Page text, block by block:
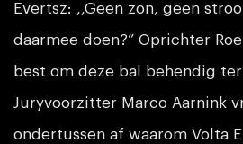
Evertsz: ,,Geen zon, geen
daarmee doen?” Oprichter
best om deze bal behendig
Juryvoorzitter Marco Aarnink
ondertussen af waarom Volta